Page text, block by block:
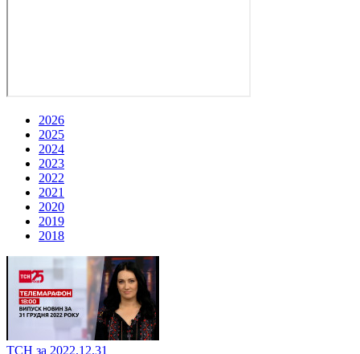
2026
2025
2024
2023
2022
2021
2020
2019
2018
ТСН за 2022.12.31